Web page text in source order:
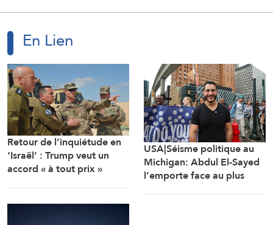
En Lien
Retour de l’inquiétude en
‘Israël’ : Trump veut un
accord « à tout prix »
USA|Séisme politique au
Michigan: Abdul El-Sayed
l’emporte face au plus